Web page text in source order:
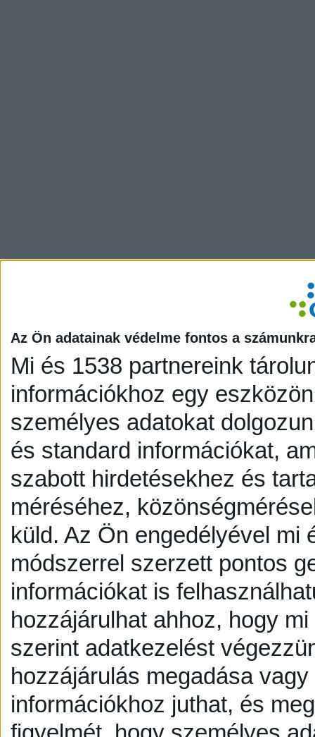
Az Ön adatainak védelme fontos a
Mi és 1538 partnereink
információkhoz egy
személyes adatokat
és standard információkat,
szabott hirdetésekhez és
méréséhez,
küld. Az Ön engedélyével mi
módszerrel szerzett pontos
információkat is
hozzájárulhat ahhoz, hogy
szerint adatkezelést
hozzájárulás megadása
információkhoz juthat, és